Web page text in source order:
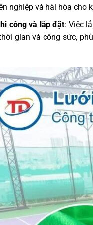
nghiệp và hài hòa cho
công và lắp đặt: Việc
gian và công sức,